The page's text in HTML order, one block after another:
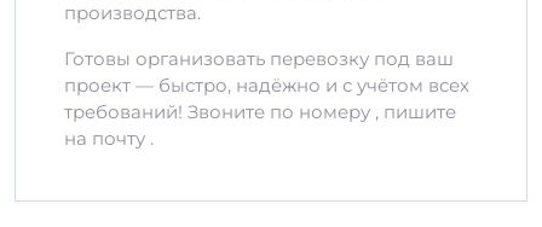
производства.
Готовы организовать перевозку под ваш
проект — быстро, надёжно и с учётом всех
требований! Звоните по номеру , пишите
на почту .